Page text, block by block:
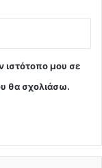
ιστότοπο μου σε
θα σχολιάσω.